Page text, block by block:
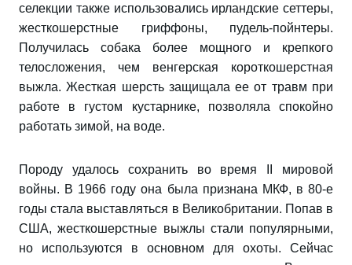
селекции также использовались ирландские сеттеры,
жесткошерстные гриффоны, пудель-пойнтеры.
Получилась собака более мощного и крепкого
телосложения, чем венгерская короткошерстная
выжла. Жесткая шерсть защищала ее от травм при
работе в густом кустарнике, позволяла спокойно
работать зимой, на воде.
Породу удалось сохранить во время II мировой
войны. В 1966 году она была признана МКФ, в 80-е
годы стала выставляться в Великобритании. Попав в
США, жесткошерстные выжлы стали популярными,
но используются в основном для охоты. Сейчас